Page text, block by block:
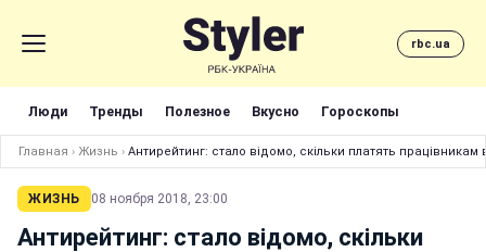
rbc.ua
Люди Тренды Полезное Вкусно Гороскопы
Главная › Жизнь › Антирейтинг: стало відомо, скільки платять працівникам
ЖИЗНЬ 08 ноября 2018, 23:00
Антирейтинг: стало відомо, скільки